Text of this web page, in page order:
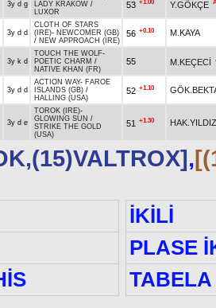
3y d g
LADY KRAKOW /
LUXOR
53 +1.00 Y.GÖKÇE
3y d d
CLOTH OF STARS
(IRE)- NEWCOMER (GB)
/ NEW APPROACH (IRE)
56 +0.10 M.KAYA
3y k d
TOUCH THE WOLF-
POETIC CHARM /
NATIVE KHAN (FR)
55 M.KEÇECİ
3y d d
ACTION WAY- FAROE
ISLANDS (GB) /
HALLING (USA)
52 +1.10
3y d e
TOROK (IRE)-
GLOWING SUN /
STRIKE THE GOLD
(USA)
51 +1.30 HAK.YILDIZ
,
İKİLİ
PLASE